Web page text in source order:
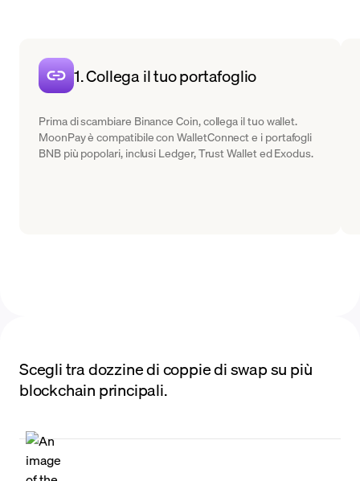
1. Collega il tuo portafoglio
Prima di scambiare Binance Coin, collega il tuo wallet.
MoonPay è compatibile con WalletConnect e i portafogli
BNB più popolari, inclusi Ledger, Trust Wallet ed Exodus.
Scegli tra dozzine di coppie di swap su più
blockchain principali.